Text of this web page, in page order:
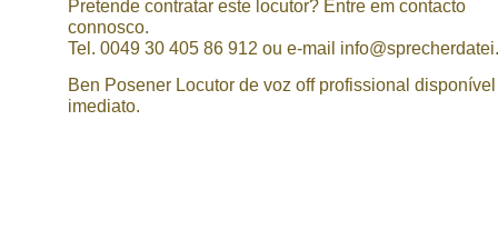
Pretende contratar este locutor? Entre em contacto
connosco.
Tel. 0049 30 405 86 912 ou e-mail
Ben Posener Locutor de voz off profissional
imediato.